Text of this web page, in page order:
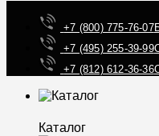
+7 (800) 775-76-07
+7 (495) 255-39-99
+7 (812) 612-36-36
Каталог